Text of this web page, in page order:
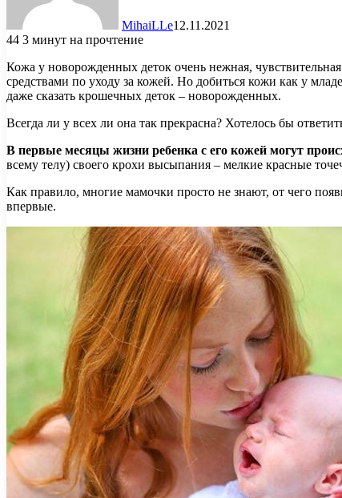
MihaiLLe12.11.2021
44 3 минут на прочтение
Кожа у новорожденных деток очень нежная,
средствами по уходу за кожей. Но добиться кожи как у
даже сказать крошечных деток – новорожденных.
Всегда ли у всех ли она так прекрасна? Хотелось бы
В первые месяцы жизни ребенка с его кожей могут
всему телу) своего крохи высыпания – мелкие красные
Как правило, многие мамочки просто не знают, от чего
впервые.